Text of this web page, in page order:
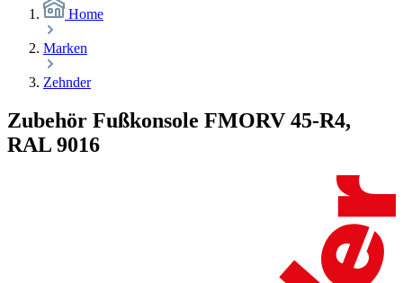
Home
Marken
Zehnder
Zubehör Fußkonsole FMORV 45-R4,
RAL 9016